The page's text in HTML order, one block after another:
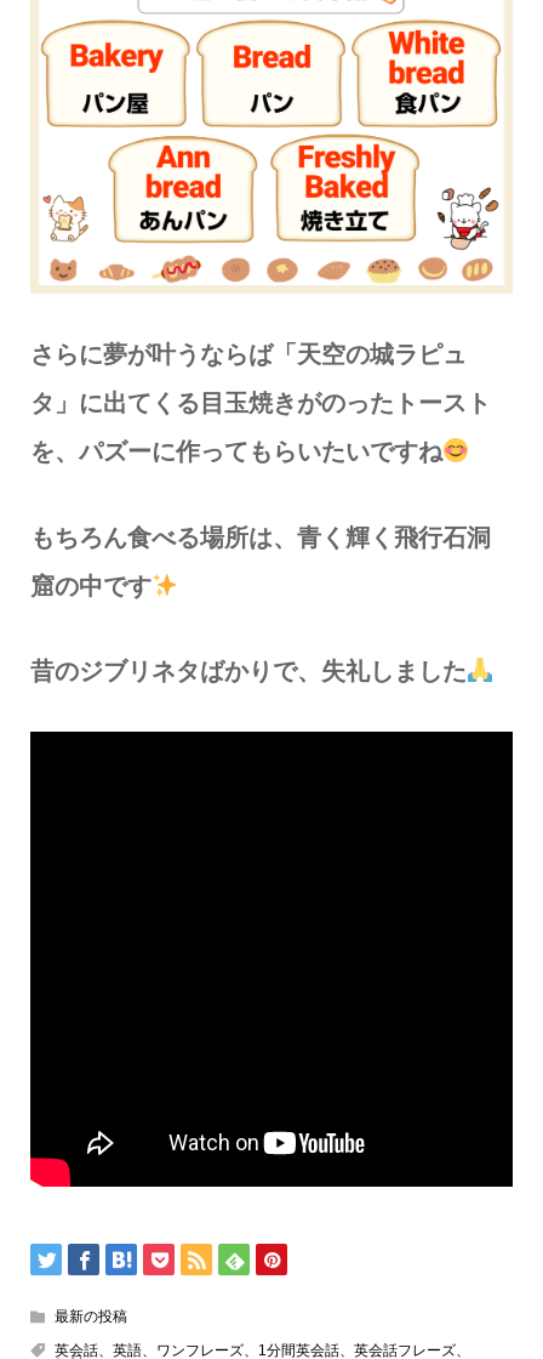
さらに夢が叶うならば「天空の城ラピュ
タ」に出てくる目玉焼きがのったトースト
を、パズーに作ってもらいたいですね
もちろん食べる場所は、青く輝く飛行石洞
窟の中です
昔のジブリネタばかりで、失礼しました
最新の投稿
英会話、英語、ワンフレーズ、1分間英会話、英会話フレーズ、